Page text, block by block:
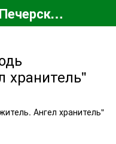
Магазин Киево-Печерской Лавры
хранитель"